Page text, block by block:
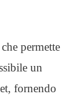
permette
un
fornendo